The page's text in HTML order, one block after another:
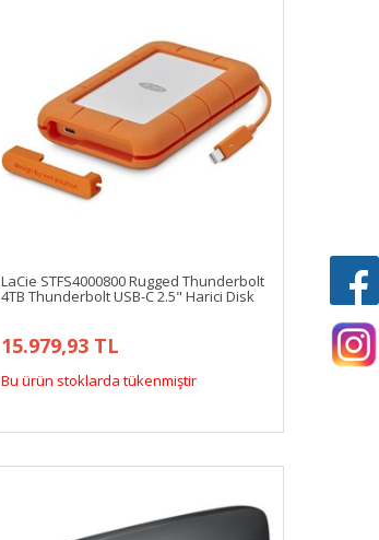
LaCie STFS4000800 Rugged Thunderbolt
4TB Thunderbolt USB-C 2.5" Harici Disk
15.979,93 TL
Bu ürün stoklarda tükenmiştir